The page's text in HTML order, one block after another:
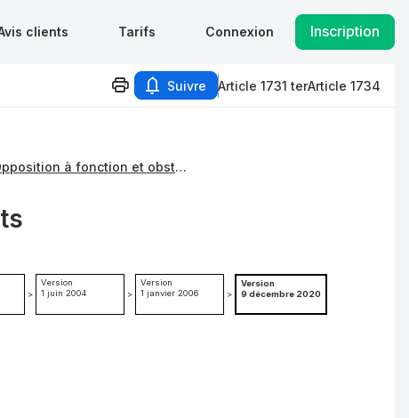
clients Tarifs Connexion Inscription
Suivre Article 1731 terArticle 1734
4 : Opposition à fonction et obstacle au contrôle de l'impôt
>
Version
1 juin 2004
>
Version
1 janvier 2006
>
Version
9 décembre 2020